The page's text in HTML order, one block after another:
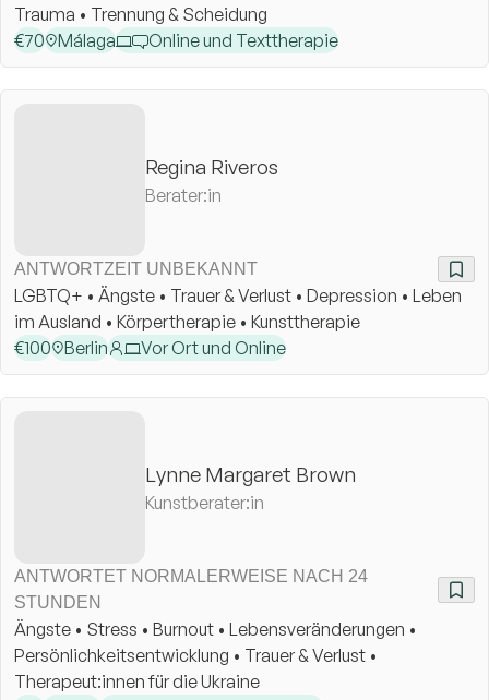
Trauma • Trennung & Scheidung
€70 Málaga Online und Texttherapie
Regina Riveros
Berater:in
ANTWORTZEIT UNBEKANNT
LGBTQ+ • Ängste • Trauer & Verlust • Depression • Leben
im Ausland • Körpertherapie • Kunsttherapie
€100 Berlin Vor Ort und Online
Lynne Margaret Brown
Kunstberater:in
ANTWORTET NORMALERWEISE NACH 24
STUNDEN
Ängste • Stress • Burnout • Lebensveränderungen •
Persönlichkeitsentwicklung • Trauer & Verlust •
Therapeut:innen für die Ukraine